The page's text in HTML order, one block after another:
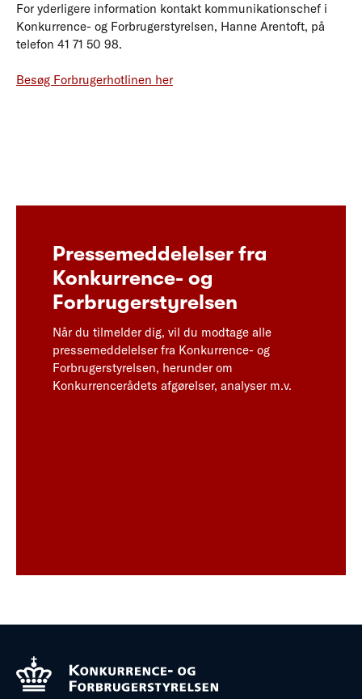
For yderligere information kontakt kommunikationschef i
Konkurrence- og Forbrugerstyrelsen, Hanne Arentoft, på
telefon 41 71 50 98.
Besøg Forbrugerhotlinen her
Pressemeddelelser fra
Konkurrence- og
Forbrugerstyrelsen
Når du tilmelder dig, vil du modtage alle
pressemeddelelser fra Konkurrence- og
Forbrugerstyrelsen, herunder om
Konkurrencerådets afgørelser, analyser m.v.